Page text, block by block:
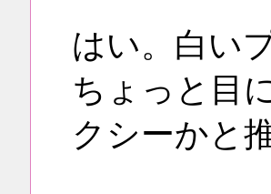
はい。白い
ちょっと目
クシーかと